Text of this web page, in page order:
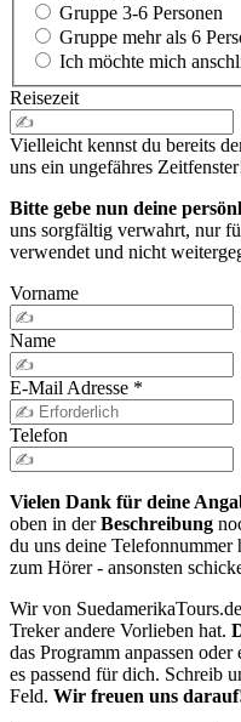
Gruppe 3-6 Personen
Gruppe mehr als 6
Ich möchte mich
Reisezeit
Vielleicht kennst du bereits
uns ein ungefähres
Bitte gebe nun deine
uns sorgfältig verwahrt, nur
verwendet und nicht
Vorname
Name
E-Mail Adresse *
Telefon
Vielen Dank für deine
oben in derBeschreibung
du uns deine Telefonnummer
zum Hörer - ansonsten
Wir von
Treker andere Vorlieben hat.
das Programm anpassen
es passend für dich. Schreib
Feld. Wir freuen uns